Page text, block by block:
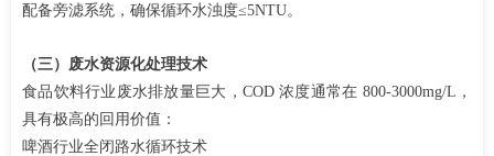
配备旁滤系统，确保循环水浊度≤5NTU。
（三）废水资源化处理技术
食品饮料行业废水排放量巨大， COD 浓度通常在 800-3000mg/L，
具有极高的回用价值：​
啤酒行业全闭路水循环技术